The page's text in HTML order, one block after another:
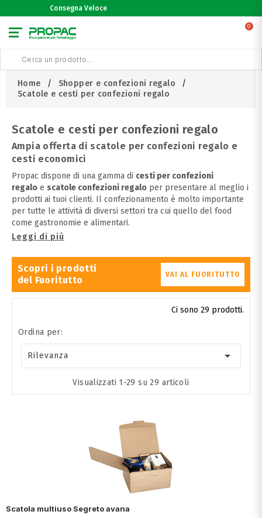
0
Home
Shopper e confezioni regalo
Scatole e cesti per confezioni regalo
Scatole e cesti per confezioni regalo
Ampia offerta di scatole per confezioni regalo e
cesti economici
Propac dispone di una gamma di cesti per confezioni
regalo e scatole confezioni regalo per presentare al meglio i
prodotti ai tuoi clienti. Il confezionamento è molto importante
per tutte le attività di diversi settori tra cui quello del food
come gastronomie e alimentari.
Leggi di più
Scopri i prodotti
del Fuoritutto
VAI AL FUORITUTTO
Ci sono 29 prodotti.
Ordina per:
Rilevanza 
Visualizzati 1-29 su 29 articoli
Scatola multiuso Segreto avana